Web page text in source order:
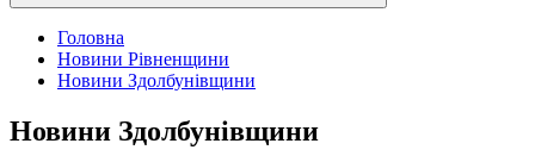
Головна
Новини Рівненщини
Новини Здолбунівщини
Новини Здолбунівщини